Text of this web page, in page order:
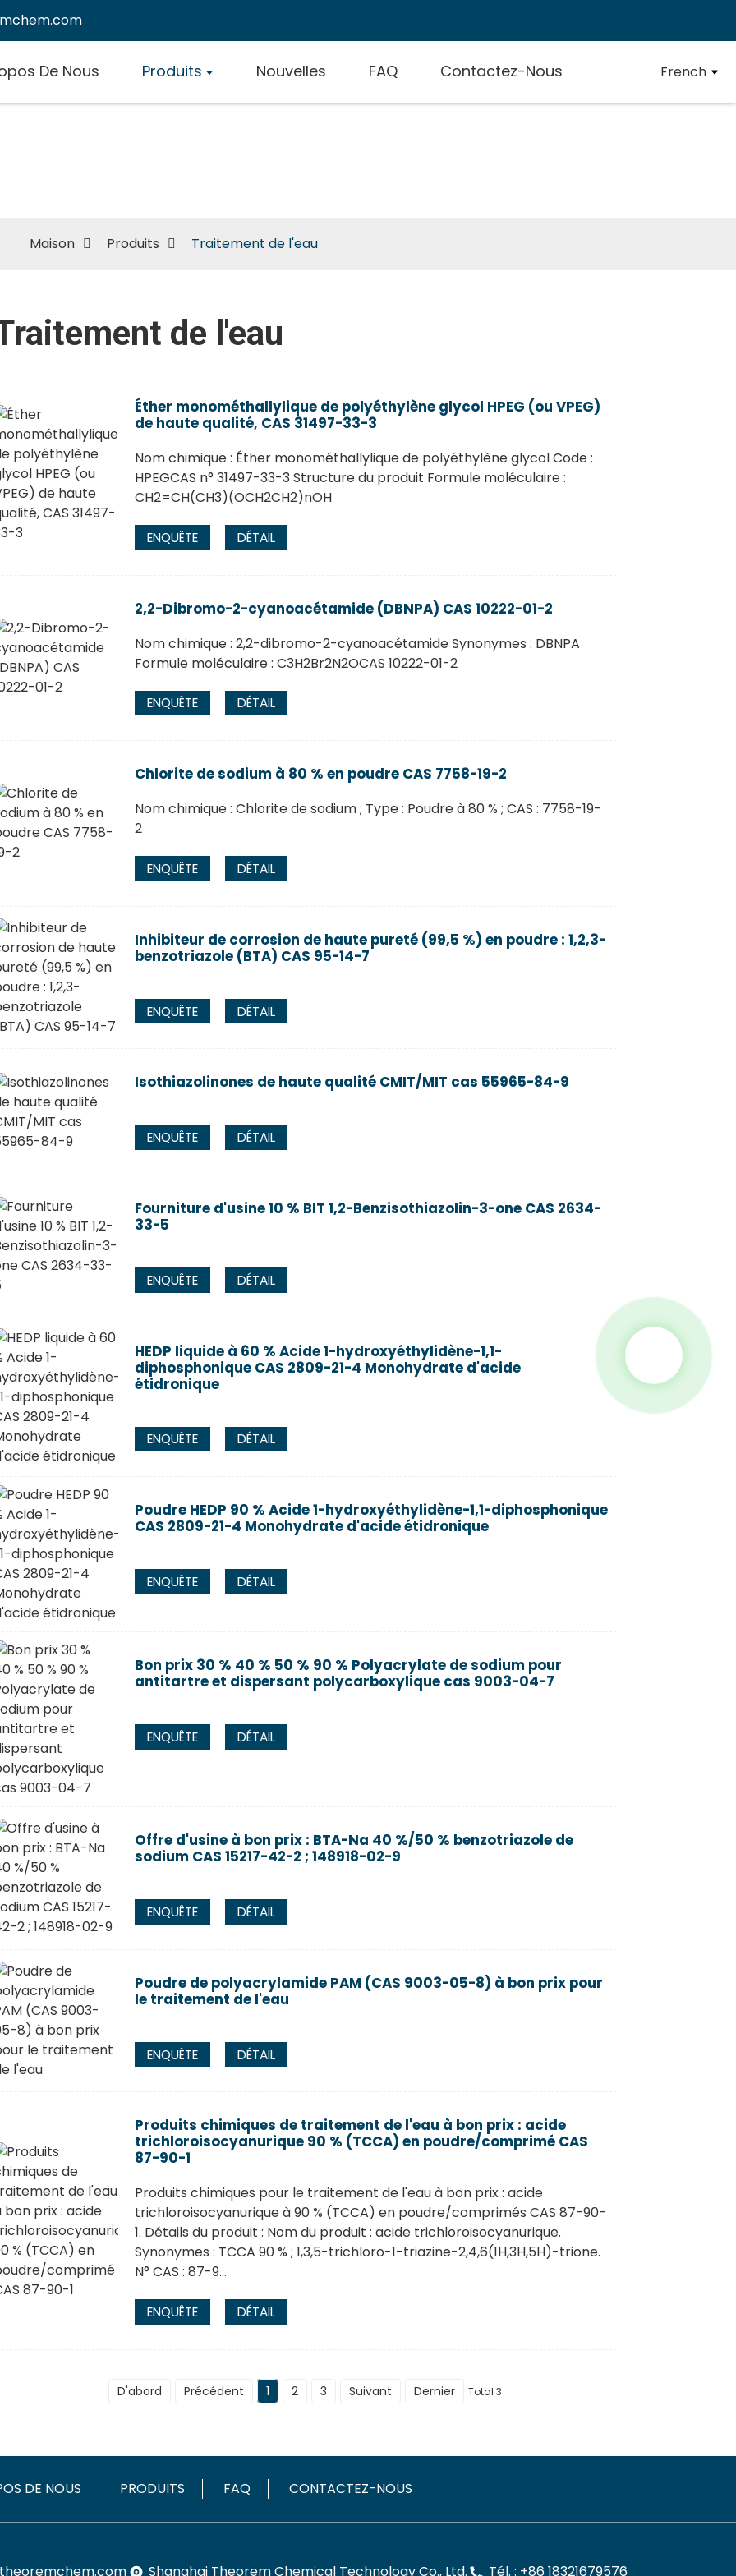
De Nous Produits Nouvelles FAQ Contactez-Nous French
Maison Produits Traitement de l'eau
de l'eau
Éther monométhallylique de polyéthylène glycol HPEG (ou VPEG)
de haute qualité, CAS 31497-33-3
Nom chimique : Éther monométhallylique de polyéthylène glycol Code :
HPEGCAS n° 31497-33-3 Structure du produit Formule moléculaire :
CH2=CH(CH3)(OCH2CH2)nOH
ENQUÊTE DÉTAIL
2,2-Dibromo-2-cyanoacétamide (DBNPA) CAS 10222-01-2
Nom chimique : 2,2-dibromo-2-cyanoacétamide Synonymes : DBNPA
Formule moléculaire : C3H2Br2N2OCAS 10222-01-2
ENQUÊTE DÉTAIL
Chlorite de sodium à 80 % en poudre CAS 7758-19-2
Nom chimique : Chlorite de sodium ; Type : Poudre à 80 % ; CAS : 7758-19-
2
ENQUÊTE DÉTAIL
Inhibiteur de corrosion de haute pureté (99,5 %) en poudre : 1,2,3-
benzotriazole (BTA) CAS 95-14-7
ENQUÊTE DÉTAIL
Isothiazolinones de haute qualité CMIT/MIT cas 55965-84-9
ENQUÊTE DÉTAIL
Fourniture d'usine 10 % BIT 1,2-Benzisothiazolin-3-one CAS 2634-
33-5
ENQUÊTE DÉTAIL
HEDP liquide à 60 % Acide 1-hydroxyéthylidène-1,1-
diphosphonique CAS 2809-21-4 Monohydrate d'acide
étidronique
ENQUÊTE DÉTAIL
Poudre HEDP 90 % Acide 1-hydroxyéthylidène-1,1-diphosphonique
CAS 2809-21-4 Monohydrate d'acide étidronique
ENQUÊTE DÉTAIL
Bon prix 30 % 40 % 50 % 90 % Polyacrylate de sodium pour
antitartre et dispersant polycarboxylique cas 9003-04-7
ENQUÊTE DÉTAIL
Offre d'usine à bon prix : BTA-Na 40 %/50 % benzotriazole de
sodium CAS 15217-42-2 ; 148918-02-9
ENQUÊTE DÉTAIL
Poudre de polyacrylamide PAM (CAS 9003-05-8) à bon prix pour
le traitement de l'eau
ENQUÊTE DÉTAIL
Produits chimiques de traitement de l'eau à bon prix : acide
trichloroisocyanurique 90 % (TCCA) en poudre/comprimé CAS
87-90-1
Produits chimiques pour le traitement de l'eau à bon prix : acide
trichloroisocyanurique à 90 % (TCCA) en poudre/comprimés CAS 87-90-
1. Détails du produit : Nom du produit : acide trichloroisocyanurique.
Synonymes : TCCA 90 % ; 1,3,5-trichloro-1-triazine-2,4,6(1H,3H,5H)-trione.
N° CAS : 87-9…
ENQUÊTE DÉTAIL
D'abord Précédent 1 2 3 Suivant Dernier Total 3
DE NOUS PRODUITS FAQ CONTACTEZ-NOUS
Shanghai Theorem Chemical Technology Co., Ltd. Tél. : +86 18321679576